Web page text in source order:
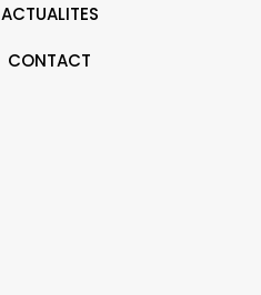
ACTUALITES
CONTACT